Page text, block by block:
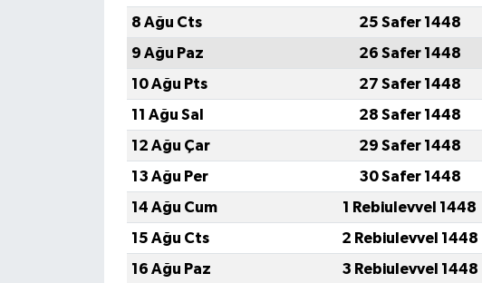
8 Ağu Cts
25 Safer 1448
9 Ağu Paz
26 Safer 1448
10 Ağu Pts
27 Safer 1448
11 Ağu Sal
28 Safer 1448
12 Ağu Çar
29 Safer 1448
13 Ağu Per
30 Safer 1448
14 Ağu Cum
1 Rebiulevvel 1448
15 Ağu Cts
2 Rebiulevvel 1448
16 Ağu Paz
3 Rebiulevvel 1448